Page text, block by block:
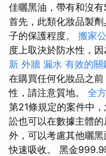
佳曬黑油，帶有和沒有
首先，此類化妝品製
子的保護程度。 搬家
度上取決於防水性，
新 外牆 漏水 有效的關
在購買任何化妝品之
性，請注意質地。 全
第21條規定的案件中
訟也可以在數據主體
外，可以考慮其他曬
快速吸收。 黑金